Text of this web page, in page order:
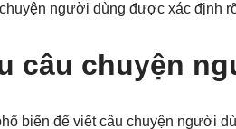
người dùng được xác định
câu chuyện
biến để viết câu chuyện người